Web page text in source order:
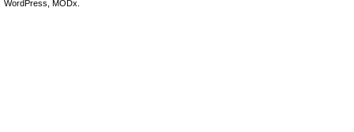
WordPress, MODx.